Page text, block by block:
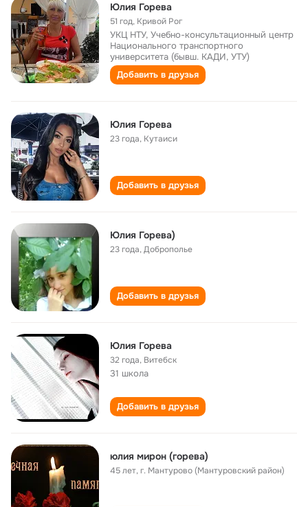
Юлия Горева
51 год, Кривой Рог
УКЦ НТУ, Учебно-консультационный центр
Национального транспортного
университета (бывш. КАДИ, УТУ)
Добавить в друзья
Юлия Горева
23 года, Кутаиси
Добавить в друзья
Юлия Горева)
23 года,Доброполье
Добавить в друзья
Юлия Горева
32 года, Витебск
31 школа
Добавить в друзья
юлия мирон (горева)
45 лет,г. Мантурово (Мантуровский район)